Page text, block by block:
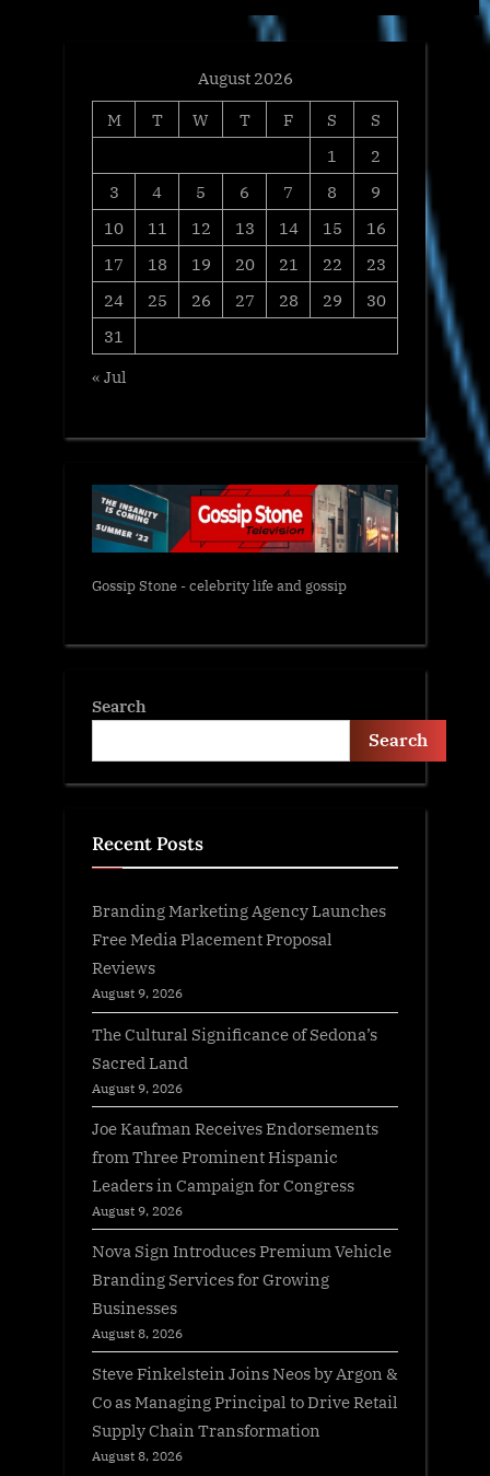
August 2026
M
T W T F S
S
1
2
3
4 5 6 7 8
9
10
11 12 13 14 15
16
17
18 19 20 21 22
23
24
25 26 27 28 29
30
31
« Jul
Gossip Stone - celebrity life and gossip
Search
Search
Recent Posts
Branding Marketing Agency Launches
Free Media Placement Proposal
Reviews
August 9, 2026
The Cultural Significance of Sedona’s
Sacred Land
August 9, 2026
Joe Kaufman Receives Endorsements
from Three Prominent Hispanic
Leaders in Campaign for Congress
August 9, 2026
Nova Sign Introduces Premium Vehicle
Branding Services for Growing
Businesses
August 8, 2026
Steve Finkelstein Joins Neos by Argon &
Co as Managing Principal to Drive Retail
Supply Chain Transformation
August 8, 2026